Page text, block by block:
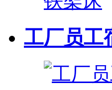
工厂员工